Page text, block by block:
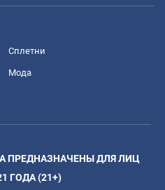
Сплетни
Мода
ПРЕДНАЗНАЧЕНЫ ДЛЯ ЛИЦ
ГОДА (21+)